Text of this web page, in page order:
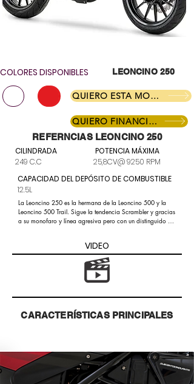
LEONCINO 250
COLORES DISPONIBLES
QUIERO ESTA MOTO
QUIERO FINANCIAR
REFERNCIAS LEONCINO 250
CILINDRADA
249 C.C
POTENCIA MÁXIMA
25,8CV@ 9250 RPM
CAPACIDAD DEL DEPÓSITO DE COMBUSTIBLE
12.5L
La Leoncino 250 es la hermana de la Leoncino 500 y la
Leoncino 500 Trail. Sigue la tendencia Scrambler y gracias
a su monofaro y línea agresiva pero con un distinguido
buenas sensaciones ha dejado. Además, este mismo motor
es el corazón de la Benelli TRK 251. Un motor
monocilíndrico refrigerado por agua con 4 válvulas por
cilindro y doble árbol de levas.
Un motor que encaja a la perfección con el chasis de la
KeewayMotor España se reserva el derecho a cambiar los
VIDEO
CARACTERÍSTICAS PRINCIPALES